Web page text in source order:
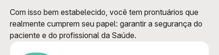
Com isso bem estabelecido, você tem prontuários que
realmente cumprem seu papel: garantir a segurança do
paciente e do profissional da Saúde.